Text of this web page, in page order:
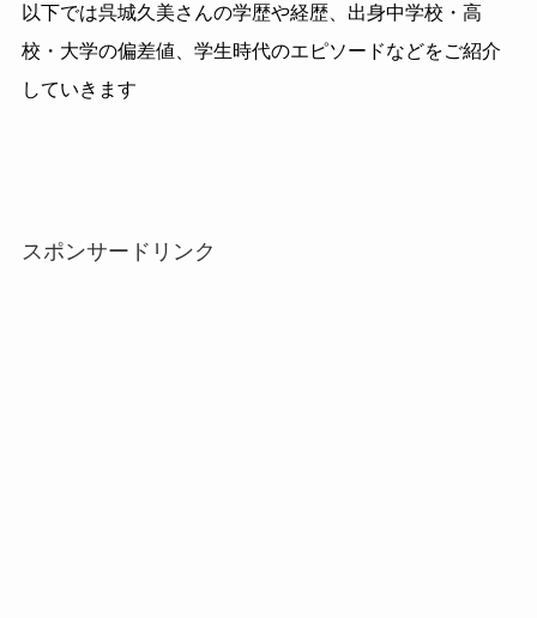
以下では呉城久美さんの学歴や経歴、出身中学校・高
校・大学の偏差値、学生時代のエピソードなどをご紹介
していきます
スポンサードリンク